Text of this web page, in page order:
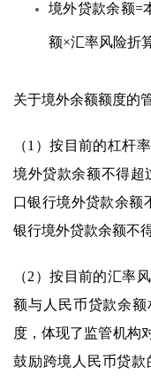
境外贷款余额=
额×汇率风险折
关于境外余额额度的
（1）按目前的杠杆
境外贷款余额不得超
口银行境外贷款余额
银行境外贷款余额不
（2）按目前的汇率
额与人民币贷款余
度，体现了监管机构
鼓励跨境人民币贷